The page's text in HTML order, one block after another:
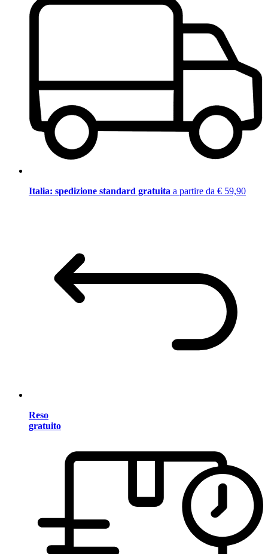
Italia: spedizione standard gratuita a partire da € 59,90
Reso
gratuito